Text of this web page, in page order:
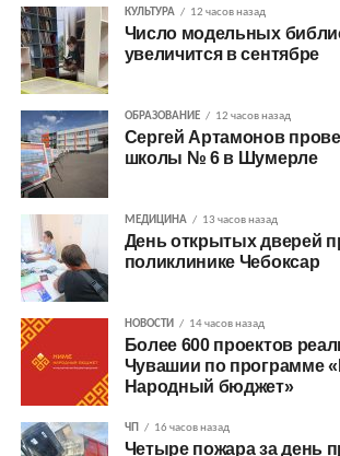
КУЛЬТУРА 12 часов назад
Число модельных
увеличится в сентябре
ОБРАЗОВАНИЕ 12 часов назад
Сергей Артамонов
школы № 6 в Шумерле
МЕДИЦИНА 13 часов назад
День открытых дверей
поликлинике Чебоксар
НОВОСТИ 14 часов назад
Более 600 проектов
Чувашии по программе
Народный бюджет»
ЧП 16 часов назад
Четыре пожара за день